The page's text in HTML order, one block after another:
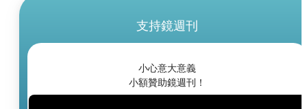
支持鏡週刊
小心意大意義
小額贊助鏡週刊！